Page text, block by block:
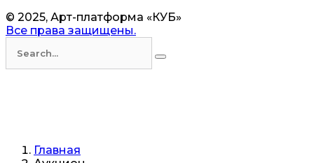
© 2025, Арт-платформа «КУБ»
Все права защищены.
Главная